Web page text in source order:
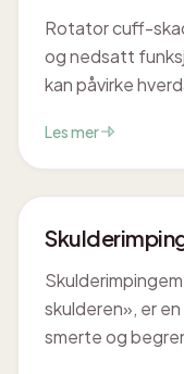
Rotator cuff-
og nedsatt
kan påvirke
en rotator cuff-
viktig skritt mot
Les mer
skulderen», er
smerte og